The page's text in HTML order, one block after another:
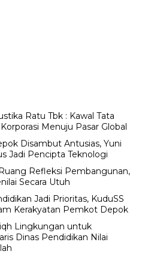
Ratu Tbk : Kawal Tata
Menuju Pasar Global
Disambut Antusias, Yuni
Jadi Pencipta Teknologi
Refleksi Pembangunan,
Secara Utuh
Jadi Prioritas, KuduSS
Kerakyatan Pemkot Depok
Lingkungan untuk
Dinas Pendidikan Nilai